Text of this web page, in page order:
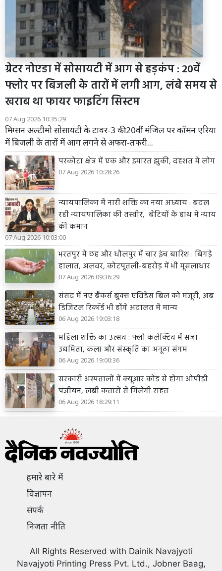
ग्रेटर नोएडा में सोसायटी में आग से हड़कंप : 20वें
फ्लोर पर बिजली के तारों में लगी आग, लंबे समय से
खराब था फायर फाइटिंग सिस्टम
07 Aug 2026 10:35:29
मिग्सन अल्टीमो सोसायटी के टावर-3 की 20वीं मंजिल पर कॉमन एरिया
में बिजली के तारों में आग लगने से अफरा-तफरी...
परकोटा क्षेत्र में एक और इमारत झुकी, दहशत में लोग
07 Aug 2026 10:28:26
न्यायपालिका में नारी शक्ति का नया अध्याय : बदल
रही न्यायपालिका की तस्वीर, बेटियों के हाथ में न्याय
की कमान
07 Aug 2026 10:03:00
भरतपुर में छह और धौलपुर में चार इंच बारिश : बिगड़े
हालात, अलवर, कोटपूतली-बहरोड़ में भी मूसलाधार
07 Aug 2026 09:36:29
संसद में नए बैंकर्स बुक्स एविडेंस बिल को मंजूरी, अब
डिजिटल रिकॉर्ड भी होंगे अदालत में मान्य
06 Aug 2026 19:03:18
महिला शक्ति का उत्सव : फ्लो कलेक्टिव में सजा
उद्यमिता, कला और संस्कृति का अनूठा संगम
06 Aug 2026 19:00:36
सरकारी अस्पतालों में क्यूआर कोड से होगा ओपीडी
पंजीयन, लंबी कतारों से मिलेगी राहत
06 Aug 2026 18:29:11
हमारे बारे में
विज्ञापन
संपर्क
निजता नीति
All Rights Reserved with Dainik Navajyoti
Navajyoti Printing Press Pvt. Ltd., Jobner Baag,